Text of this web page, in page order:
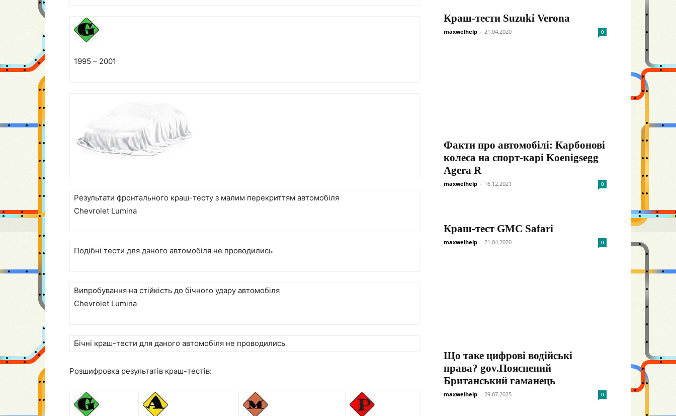
1995 – 2001
Результати фронтального краш-тесту з малим перекриттям автомобіля
Chevrolet Lumina
Подібні тести для даного автомобіля не проводились
Випробування на стійкість до бічного удару автомобіля
Chevrolet Lumina
Бічні краш-тести для даного автомобіля не проводились
Розшифровка результатів краш-тестів:
Краш-тести Suzuki Verona
maxwelhelp - 21.04.2020 0
Факти про автомобілі: Карбонові
колеса на спорт-карі Koenigsegg
Agera R
maxwelhelp - 16.12.2021 0
Краш-тест GMC Safari
maxwelhelp - 21.04.2020 0
Що таке цифрові водійські
права? gov.Пояснений
Британський гаманець
maxwelhelp - 29.07.2025 0